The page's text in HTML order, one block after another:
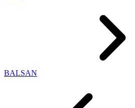
BALSAN